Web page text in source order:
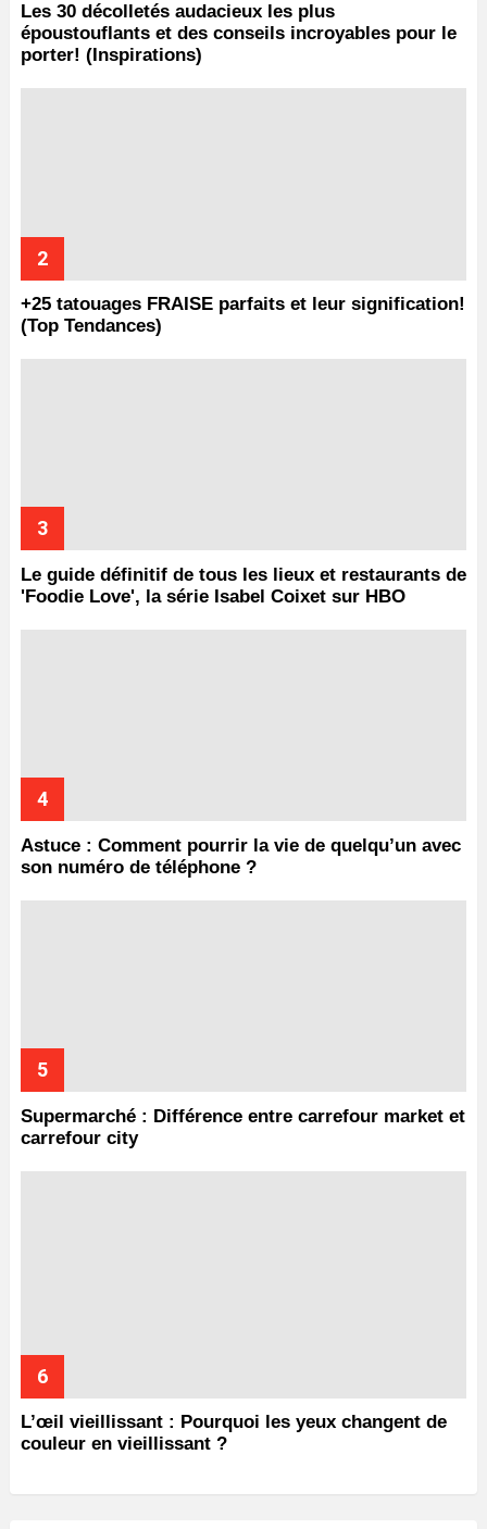
Les 30 décolletés audacieux les plus
époustouflants et des conseils incroyables pour le
porter! (Inspirations)
+25 tatouages ​​FRAISE parfaits et leur signification!
(Top Tendances)
Le guide définitif de tous les lieux et restaurants de
'Foodie Love', la série Isabel Coixet sur HBO
Astuce : Comment pourrir la vie de quelqu’un avec
son numéro de téléphone ?
Supermarché : Différence entre carrefour market et
carrefour city
L’œil vieillissant : Pourquoi les yeux changent de
couleur en vieillissant ?